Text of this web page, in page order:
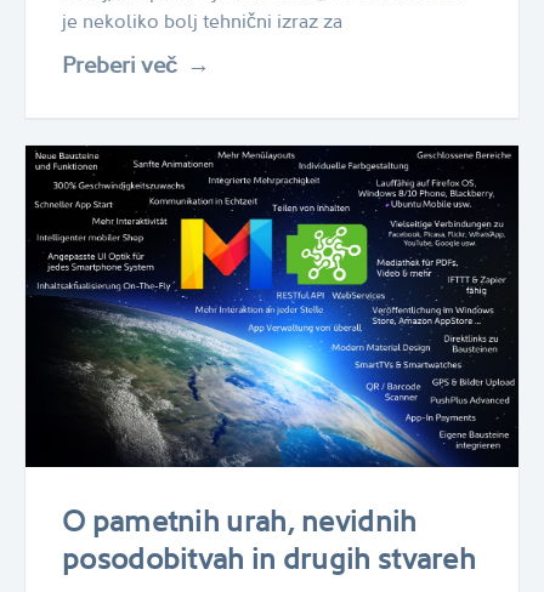
je nekoliko bolj tehnični izraz za
Preberi več
O pametnih urah, nevidnih
posodobitvah in drugih stvareh